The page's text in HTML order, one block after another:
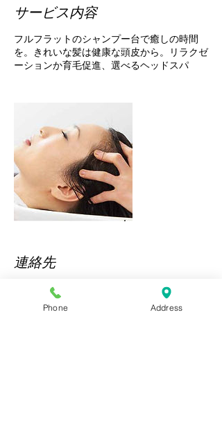
サービス内容
フルフラットのシャンプー台で癒しの時間
を。きれいな髪は健康な頭皮から。リラクゼ
ーションか育毛促進、選べるヘッドスパ
連絡先
22－15, #ルーナレガーロ2F, 横浜市都筑区茅
ケ崎中央, 224-0032
Phone Address